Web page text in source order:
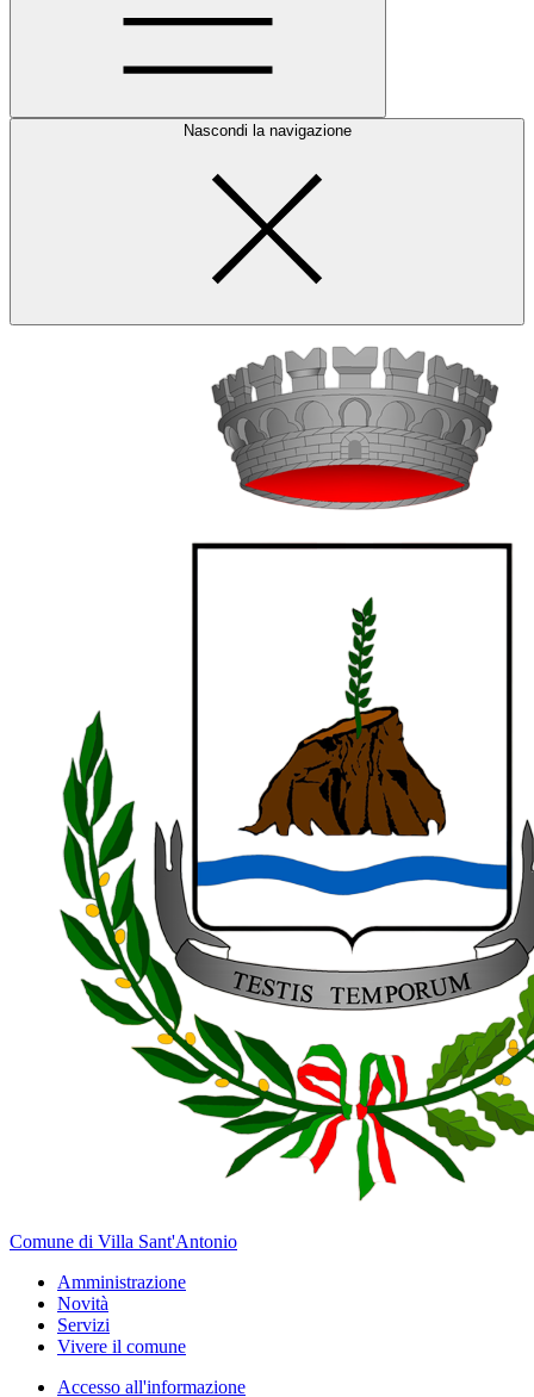
Nascondi la navigazione
Comune di Villa Sant'Antonio
Amministrazione
Novità
Servizi
Vivere il comune
Accesso all'informazione